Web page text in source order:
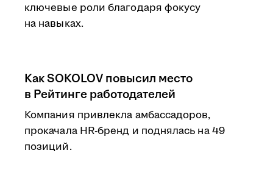
ключевые роли благодаря фокусу
на навыках.
Как SOKOLOV повысил место
в Рейтинге работодателей
Компания привлекла амбассадоров,
прокачала HR-бренд и поднялась на 49
позиций.